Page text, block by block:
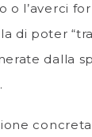
o l’averci
di poter
dalla